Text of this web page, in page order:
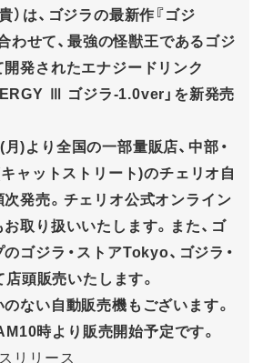
）は、ゴジラの最新作『ゴジ
わせて、最強の怪獣王であるゴジ
発されたエナジードリンク
Ⅲ ゴジラ-1.0ver」を新発売
)より全国の一部量販店、中部・
ャットストリート)のチェリオ自
発売。チェリオ公式オンライン
取り扱いいたします。また、ゴ
ゴジラ・ストアTokyo、ゴジラ・
頭販売いたします。
ない自動販売機もございます。
時より販売開始予定です。
リリース